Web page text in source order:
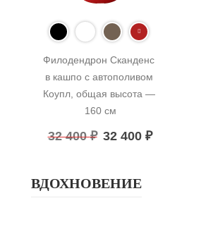
Филодендрон Сканденс
в кашпо с автополивом
Коупл, общая высота —
160 см
32 400₽ 32 400₽
ВДОХНОВЕНИЕ